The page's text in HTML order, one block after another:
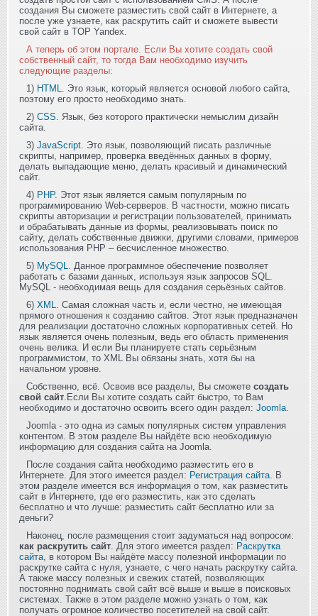
создания Вы сможете разместить свой сайт в Интернете, а
после уже узнаете, как раскрутить сайт и сможете вывести
свой сайт в TOP Yandex.
А теперь об этом портале. Если Вы хотите создать свой
собственный сайт, то тогда Вам необходимо изучить
следующие разделы:
1) HTML
. Это язык, который является основой любого сайта,
поэтому его просто необходимо знать.
2) CSS . Язык, без которого практически немыслим дизайн
сайта.
3) JavaScript . Это язык, позволяющий писать различные
скрипты, например, проверка введённых данных в форму,
делать выпадающие меню, делать красивый и динамический
сайт.
4) PHP. Этот язык является самым популярным по
программированию Web-серверов. В частности, можно писать
скрипты авторизации и регистрации пользователей, принимать
и обрабатывать данные из формы, реализовывать поиск по
сайту, делать собственные движки, другими словами, примеров
использования PHP – бесчисленное множество.
5) MySQL
. Данное программное обеспечение позволяет
работать с базами данных, используя язык запросов SQL.
MySQL - необходимая вещь для создания серьёзных сайтов.
6) XML
. Самая сложная часть и, если честно, не имеющая
прямого отношения к созданию сайтов. Этот язык предназначен
для реализации достаточно сложных корпоративных сетей. Но
язык является очень полезным, ведь его область применения
очень велика. И если Вы планируете стать серьёзным
программистом, то XML Вы обязаны знать, хотя бы на
начальном уровне.
Собственно, всё. Освоив все разделы, Вы сможете создать
свой сайт .Если Вы хотите создать сайт быстро, то Вам
необходимо и достаточно освоить всего один раздел: Joomla
Joomla - это одна из самых популярных систем управления
контентом. В этом разделе Вы найдёте всю необходимую
информацию для создания сайта на Joomla.
После создания сайта необходимо разместить его в
Интернете. Для этого имеется раздел: Регистрация сайта.
В
этом разделе имеется вся информация о том, как разместить
сайт в Интернете, где его разместить, как это сделать
бесплатно и что лучше: разместить сайт бесплатно или за
деньги?
Наконец, после размещения стоит задуматься над вопросом:
как раскрутить сайт . Для этого имеется раздел: Раскрутка
сайта , в котором Вы найдёте массу полезной информации по
раскрутке сайта с нуля, узнаете, с чего начать раскрутку сайта.
А также массу полезных и свежих статей, позволяющих
постоянно поднимать свой сайт всё выше и выше в поисковых
системах. Также в этом разделе можно узнать о том, как
получать огромное количество посетителей на свой сайт.